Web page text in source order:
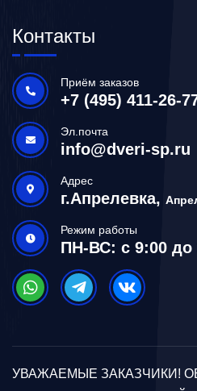
Контакты
Приём заказов
+7 (495) 411-26-
Эл.почта
info@dveri-sp.ru
Адрес
г.Апрелевка,
Режим работы
ПН-ВС: с 9:00 до
УВАЖАЕМЫЕ ЗАКАЗЧИКИ!